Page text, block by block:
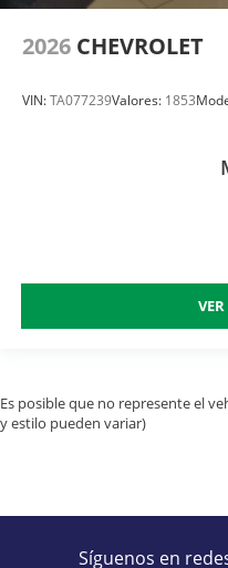
2026 CHEVROLET
VIN:TA077239Valores: 1853
Es posible que no represente el
y estilo pueden variar)
Síguenos en